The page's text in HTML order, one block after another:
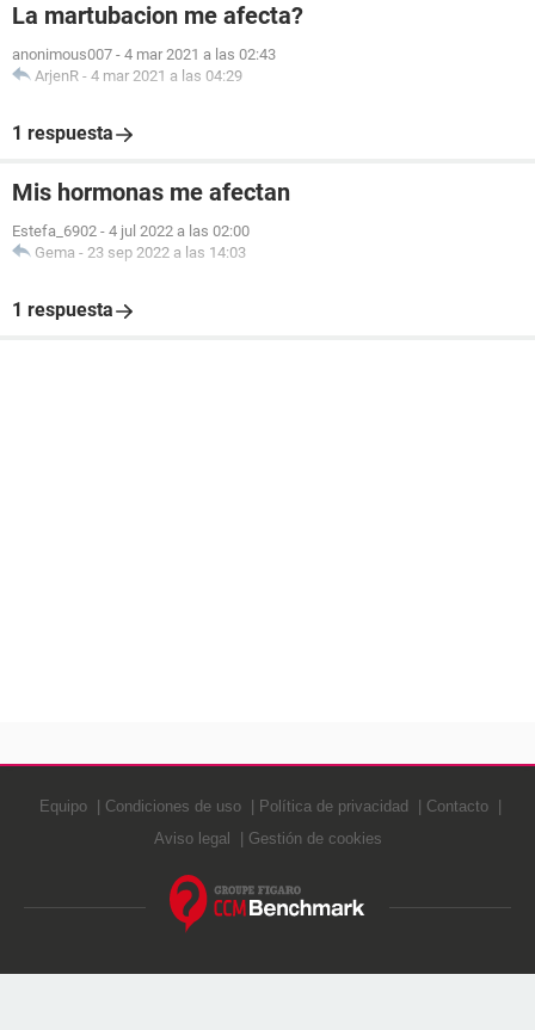
La martubacion me afecta?
anonimous007 - 4 mar 2021 a las 02:43
ArjenR - 4 mar 2021 a las 04:29
1 respuesta
Mis hormonas me afectan
Estefa_6902 - 4 jul 2022 a las 02:00
Gema - 23 sep 2022 a las 14:03
1 respuesta
Equipo Condiciones de uso Política de privacidad
Contacto
Aviso legal
Gestión de cookies